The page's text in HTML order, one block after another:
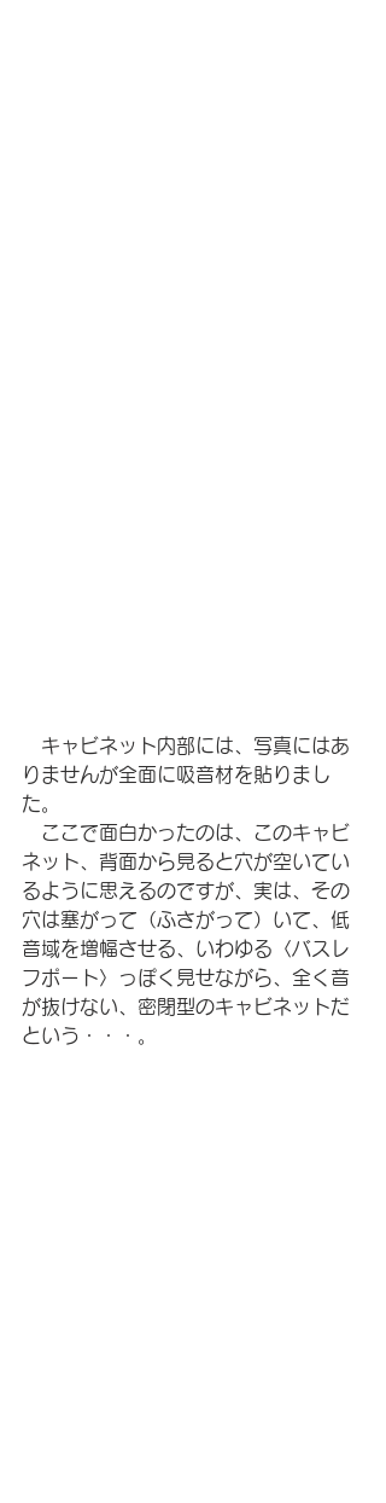
キャビネット内部には、写真にはあ
りませんが全面に吸音材を貼りまし
た。
ここで面白かったのは、このキャビ
ネット、背面から見ると穴が空いてい
るように思えるのですが、実は、その
穴は塞がって（ふさがって）いて、低
音域を増幅させる、いわゆる〈バスレ
フポート〉っぽく見せながら、全く音
が抜けない、密閉型のキャビネットだ
という・・・。